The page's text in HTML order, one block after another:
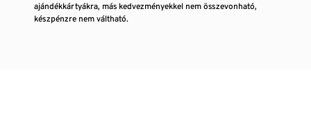
ajándékkártyákra, más kedvezményekkel nem összevonható,
készpénzre nem váltható.